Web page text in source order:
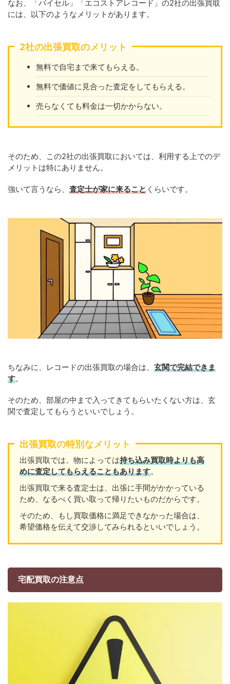
なお、「バイセル」「エコストアレコード」の2社の出張買取
には、以下のようなメリットがあります。
2社の出張買取のメリット
無料で自宅まで来てもらえる。
無料で価値に見合った査定をしてもらえる。
売らなくても料金は一切かからない。
そのため、この2社の出張買取においては、利用する上でのデ
メリットは特にありません。
強いて言うなら、 査定士が家に来ること くらいです。
ちなみに、レコードの出張買取の場合は、 玄関で完結できま
す。
そのため、部屋の中まで入ってきてもらいたくない方は、玄
関で査定してもらうといいでしょう。
出張買取の特別なメリット
出張買取では、物によっては持ち込み買取時よりも高
めに査定してもらえることもあります。
出張買取で来る査定士は、出張に手間がかかっている
ため、なるべく買い取って帰りたいものだからです。
そのため、もし買取価格に満足できなかった場合は、
希望価格を伝えて交渉してみられるといいでしょう。
宅配買取の注意点